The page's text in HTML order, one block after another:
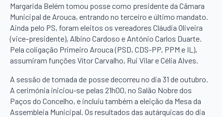
Margarida Belém tomou posse como presidente da Câmara
Municipal de Arouca, entrando no terceiro e último mandato.
Ainda pelo PS, foram eleitos os vereadores Cláudia Oliveira
(vice-presidente), Albino Cardoso e António Carlos Duarte.
Pela coligação Primeiro Arouca (PSD, CDS-PP, PPM e IL),
assumiram funções Vítor Carvalho, Rui Vilar e Célia Alves.
A sessão de tomada de posse decorreu no dia 31 de outubro.
A cerimónia iniciou-se pelas 21h00, no Salão Nobre dos
Paços do Concelho, e incluiu também a eleição da Mesa da
Assembleia Municipal. Os resultados das autárquicas do dia